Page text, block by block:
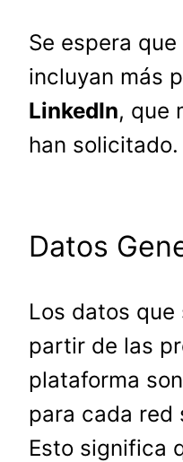
Se espera
incluyan más
LinkedIn, que
han solicitado.
Datos
Los datos que
partir de las
plataforma son
para cada red
Esto significa